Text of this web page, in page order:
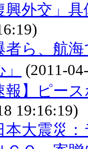
興外交」
者ら、航
(2011-
報】ピー
19:16:19)
本大震災